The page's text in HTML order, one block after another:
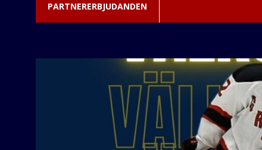
PARTNERERBJUDANDEN